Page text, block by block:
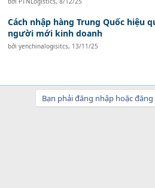
Cách nhập hàng Trung Quốc hiệu
người mới kinh doanh
bởi yenchinalogisitcs, 13/11/25
Bạn phải đăng nhập hoặc